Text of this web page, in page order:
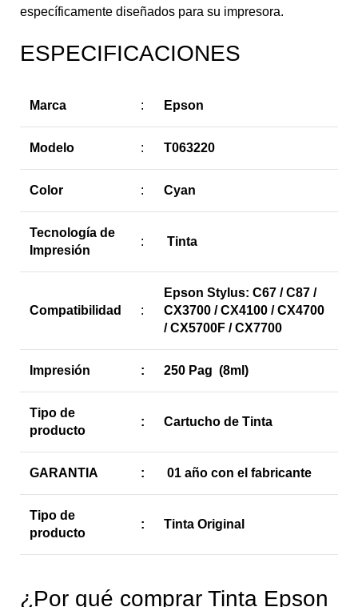
específicamente diseñados para su impresora.
ESPECIFICACIONES
Marca : Epson
Modelo : T063220
Color : Cyan
Tecnología de
Impresión
: Tinta
Compatibilidad :
Epson Stylus: C67 / C87 /
CX3700 / CX4100 / CX4700
/ CX5700F / CX7700
Impresión : 250 Pag (8ml)
Tipo de
producto
: Cartucho de Tinta
GARANTIA : 01 año con el fabricante
Tipo de
producto
: Tinta Original
¿Por qué comprar Tinta Epson